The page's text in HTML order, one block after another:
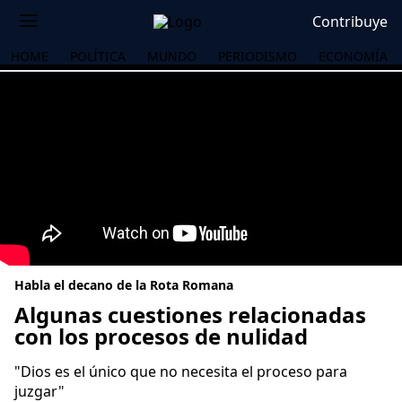
Contribuye
HOME POLÍTICA MUNDO PERIODISMO ECONOMÍA
Habla el decano de la Rota Romana
Algunas cuestiones relacionadas
con los procesos de nulidad
"Dios es el único que no necesita el proceso para
juzgar"